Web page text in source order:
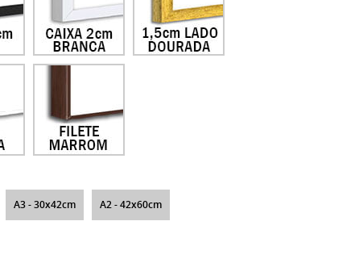
A3 - 30x42cm A2 - 42x60cm